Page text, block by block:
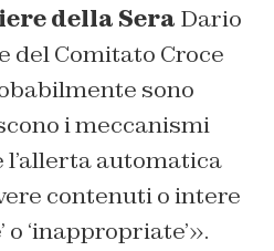
della Sera Dario
del Comitato Croce
sono
i meccanismi
l’allerta automatica
contenuti o intere
o ‘inappropriate’».